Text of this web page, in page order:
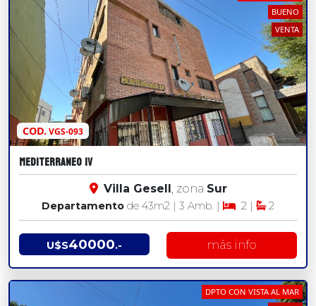
COD.VGS-093
BUENO
VENTA
MEDITERRANEO IV
Villa Gesell , zona Sur
Departamento de 43m2 | 3 Amb. | 2 | 2
U$S40000.- más info
DPTO CON VISTA AL MAR